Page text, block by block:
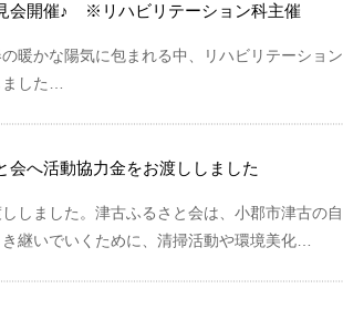
会開催♪ ※リハビリテーション科主催
暖かな陽気に包まれる中、リハビリテーション
した…
会へ活動協力金をお渡ししました
しました。津古ふるさと会は、小郡市津古の自
継いでいくために、清掃活動や環境美化…